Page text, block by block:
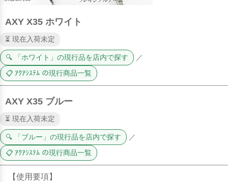
AXY X35 ホワイト
⏳ 現在入荷未定
🔍 「ホワイト」の現行品を店内で探す ／
📋 ｱｸｱｼｽﾃﾑ の現行商品一覧
AXY X35 ブルー
⏳ 現在入荷未定
🔍 「ブルー」の現行品を店内で探す ／
📋 ｱｸｱｼｽﾃﾑ の現行商品一覧
【使用要項】